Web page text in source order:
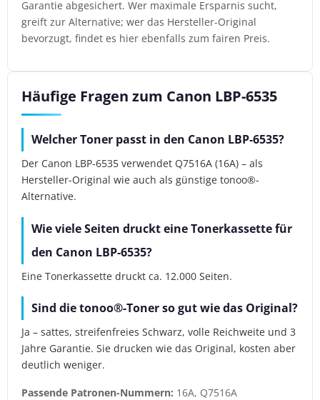
Garantie abgesichert. Wer maximale Ersparnis sucht,
greift zur Alternative; wer das Hersteller-Original
bevorzugt, findet es hier ebenfalls zum fairen Preis.
Häufige Fragen zum Canon LBP-6535
Welcher Toner passt in den Canon LBP-6535?
Der Canon LBP-6535 verwendet Q7516A (16A) – als
Hersteller-Original wie auch als günstige tonoo®-
Alternative.
Wie viele Seiten druckt eine Tonerkassette für
den Canon LBP-6535?
Eine Tonerkassette druckt ca. 12.000 Seiten.
Sind die tonoo®-Toner so gut wie das Original?
Ja – sattes, streifenfreies Schwarz, volle Reichweite und 3
Jahre Garantie. Sie drucken wie das Original, kosten aber
deutlich weniger.
Passende Patronen-Nummern: 16A, Q7516A